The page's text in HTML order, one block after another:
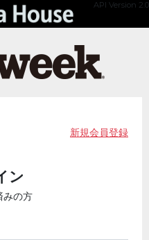
API Version 2.0
新規会員登録
ン
みの方